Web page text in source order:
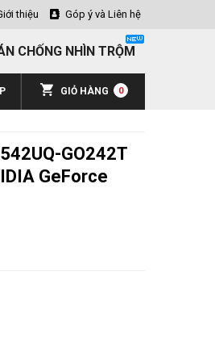
thiệu Góp ý và Liên hệ
CHỐNG NHÌN TRỘM
GIỎ HÀNG 0
GO242T
GeForce